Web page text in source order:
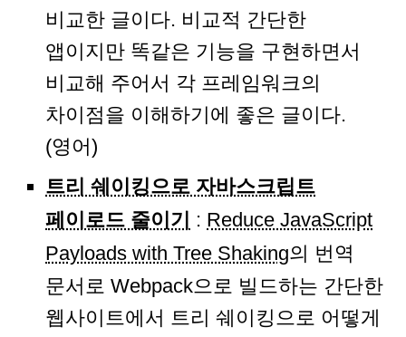
비교한 글이다. 비교적 간단한
앱이지만 똑같은 기능을 구현하면서
비교해 주어서 각 프레임워크의
차이점을 이해하기에 좋은 글이다.
(영어)
트리 쉐이킹으로 자바스크립트
페이로드 줄이기
: Reduce JavaScript
Payloads with Tree Shaking의 번역
문서로 Webpack으로 빌드하는 간단한
웹사이트에서 트리 쉐이킹으로 어떻게